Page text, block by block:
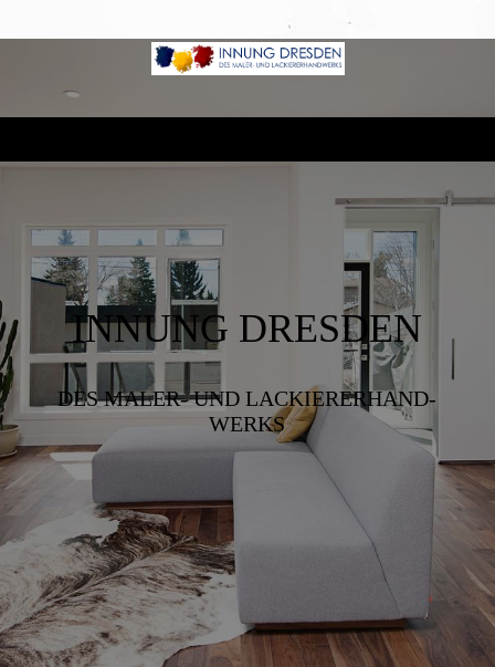
INNUNG DRESDEN
DES MALER- UND LACKIERER­HAND­
WERKS